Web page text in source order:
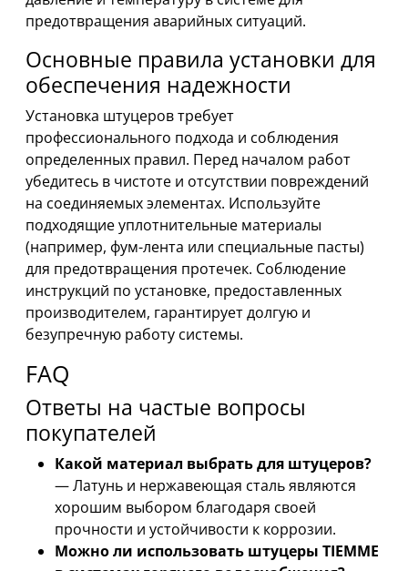
предотвращения аварийных ситуаций.
Основные правила установки для
обеспечения надежности
Установка штуцеров требует
профессионального подхода и соблюдения
определенных правил. Перед началом работ
убедитесь в чистоте и отсутствии повреждений
на соединяемых элементах. Используйте
подходящие уплотнительные материалы
(например, фум-лента или специальные пасты)
для предотвращения протечек. Соблюдение
инструкций по установке, предоставленных
производителем, гарантирует долгую и
безупречную работу системы.
FAQ
Ответы на частые вопросы
покупателей
Какой материал выбрать для штуцеров?
— Латунь и нержавеющая сталь являются
хорошим выбором благодаря своей
прочности и устойчивости к коррозии.
Можно ли использовать штуцеры TIEMME